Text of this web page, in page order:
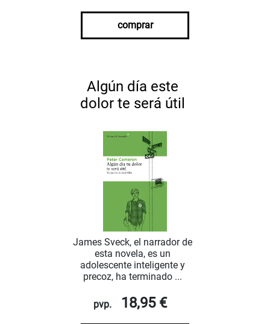
comprar
Algún día este
dolor te será útil
James Sveck, el narrador de
esta novela, es un
adolescente inteligente y
precoz, ha terminado ...
pvp. 18,95 €